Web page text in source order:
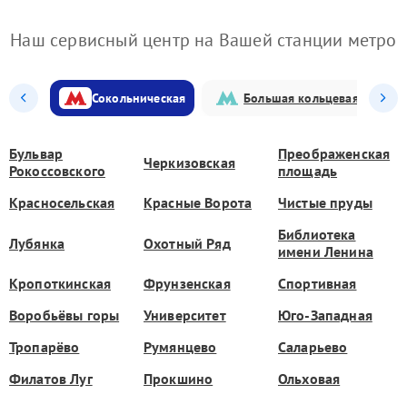
Наш сервисный центр на Вашей станции метро
Сокольническая Большая кольцевая
Бульвар
Рокоссовского
Черкизовская
Преображенская
площадь
Красносельская
Красные Ворота Чистые пруды
Лубянка Охотный Ряд
Библиотека
имени Ленина
Кропоткинская
Фрунзенская
Спортивная
Воробьёвы горы
Университет
Юго-Западная
Тропарёво
Румянцево
Саларьево
Филатов Луг
Прокшино Ольховая